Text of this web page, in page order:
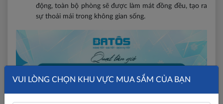
động, toàn bộ phòng sẽ được làm mát đồng đều, tạo ra
sự thoải mái trong không gian sống.
VUI LÒNG CHỌN KHU VỰC MUA SẮM CỦA BẠN